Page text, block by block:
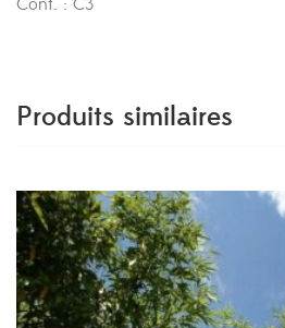
Produits similaires